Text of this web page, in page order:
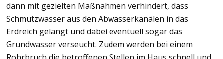
dann mit gezielten Maßnahmen verhindert, dass
Schmutzwasser aus den Abwasserkanälen in das
Erdreich gelangt und dabei eventuell sogar das
Grundwasser verseucht. Zudem werden bei einem